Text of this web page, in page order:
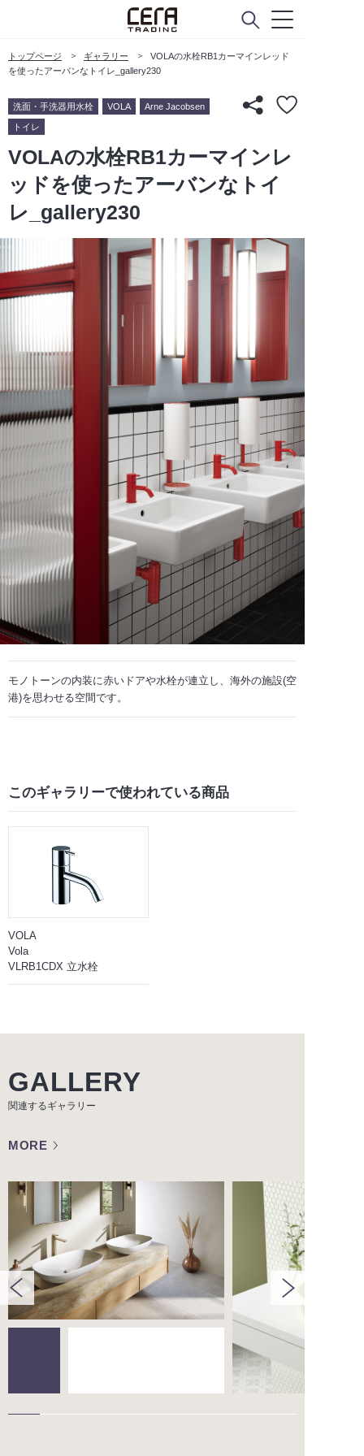
トップページ ギャラリー
VOLAの水栓RB1カーマインレッド
を使ったアーバンなトイレ_gallery230
洗面・手洗器用水栓 VOLA Arne Jacobsen
トイレ
VOLAの水栓RB1カーマインレ
ッドを使ったアーバンなトイ
レ_gallery230
モノトーンの内装に赤いドアや水栓が連立し、海外の施設(空
港)を思わせる空間です。
このギャラリーで使われている商品
VOLA
Vola
VLRB1CDX 立水栓
GALLERY
関連するギャラリー
MORE